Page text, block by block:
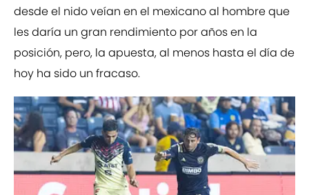
desde el nido veían en el mexicano al hombre que
les daría un gran rendimiento por años en la
posición, pero, la apuesta, al menos hasta el día de
hoy ha sido un fracaso.